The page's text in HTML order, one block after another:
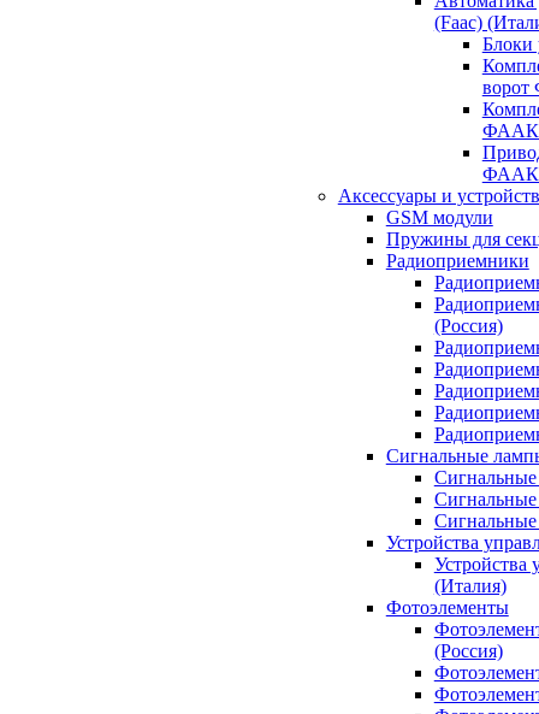
(Faac)
ФААК
ФААК
Аксессуары и
GSM модули
Пружины для
Радиоприемники
(Россия)
Сигнальные
Устройства
Устройства
(Италия)
Фотоэлементы
(Россия)